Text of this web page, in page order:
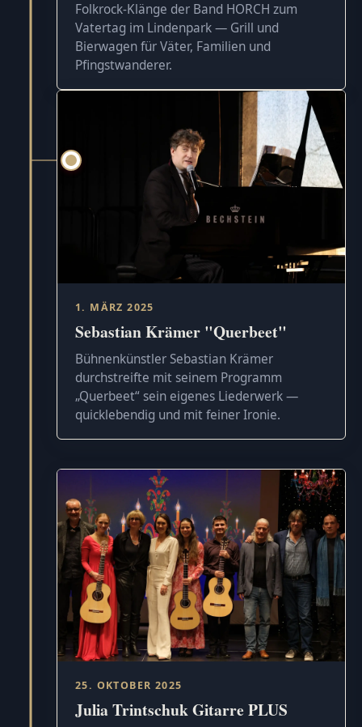
Folkrock-Klänge der Band HORCH zum
Vatertag im Lindenpark — Grill und
Bierwagen für Väter, Familien und
Pfingstwanderer.
1. MÄRZ 2025
Sebastian Krämer "Querbeet"
Bühnenkünstler Sebastian Krämer
durchstreifte mit seinem Programm
„Querbeet“ sein eigenes Liederwerk —
quicklebendig und mit feiner Ironie.
25. OKTOBER 2025
Julia Trintschuk Gitarre PLUS